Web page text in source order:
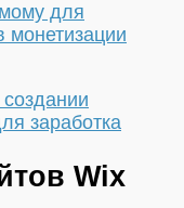
для
монетизации
заработка
Wix